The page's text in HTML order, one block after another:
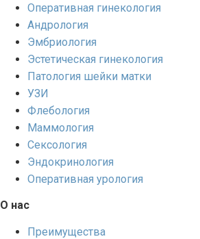
Оперативная гинекология
Андрология
Эмбриология
Эстетическая гинекология
Патология шейки матки
УЗИ
Флебология
Маммология
Сексология
Эндокринология
Оперативная урология
О нас
Преимущества